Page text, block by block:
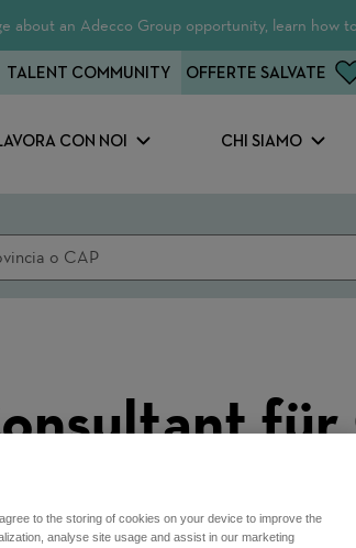
about an Adecco Group opportunity, learn how
CON NOI CHI SIAMO
TALENT COMMUNITY OFFERTE SALVATE
to the storing of cookies on your device to improve the
analyse site usage and assist in our marketing